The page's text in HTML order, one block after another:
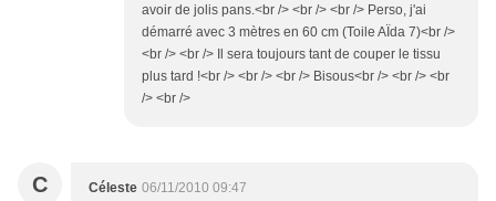
avoir de jolis pans.<br /> <br /> <br /> Perso, j'ai
démarré avec 3 mètres en 60 cm (Toile AÏda 7)<br />
<br /> <br /> Il sera toujours tant de couper le tissu
plus tard !<br /> <br /> <br /> Bisous<br /> <br /> <br
/> <br />
C Céleste 06/11/2010 09:47